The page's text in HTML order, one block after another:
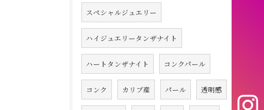
スペシャルジュエリー
ハイジュエリータンザナイト
ハートタンザナイト コンクパール
コンク カリブ産 パール 透明感